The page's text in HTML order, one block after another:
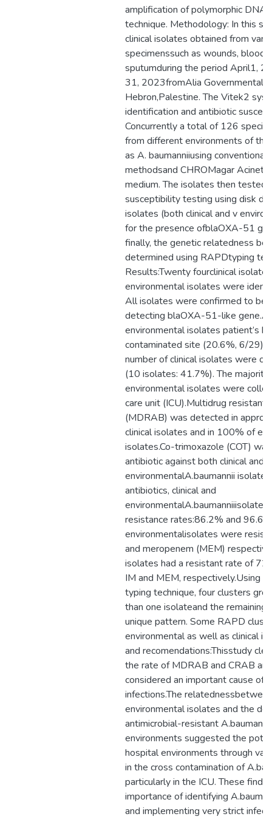
amplification of polymorphic DNA
technique. Methodology: In this
clinical isolates obtained from
specimenssuch as wounds, blood,
sputumduring the period April1,
31, 2023fromAlia Governmental
Hebron,Palestine. The Vitek2
identification and antibiotic
Concurrently a total of 126
from different environments of
as A. baumanniiusing
methodsand CHROMagar
medium. The isolates then tested
susceptibility testing using disk
isolates (both clinical and v
for the presence ofblaOXA-51
finally, the genetic relatedness
determined using RAPDtyping
Results:Twenty fourclinical
environmental isolates were
All isolates were confirmed to be
detecting blaOXA-51-like
environmental isolates patient’s
contaminated site (20.6%, 6/
number of clinical isolates were
(10 isolates: 41.7%). The majority
environmental isolates were
care unit (ICU).Multidrug resistant
(MDRAB) was detected in
clinical isolates and in 100% of
isolates.Co-trimoxazole (COT)
antibiotic against both clinical and
environmentalA.baumannii
antibiotics, clinical and
resistance rates:86.2% and
environmentalisolates were
and meropenem (MEM)
isolates had a resistant rate of
IM and MEM, respectively.Using
typing technique, four clusters
than one isolateand the remaining
unique pattern. Some RAPD
environmental as well as clinical
and recomendations:Thisstudy
the rate of MDRAB and CRAB are
considered an important cause of
infections.The
environmental isolates and the
antimicrobial-resistant
environments suggested the
hospital environments through
in the cross contamination of
particularly in the ICU. These
importance of identifying
and implementing very strict